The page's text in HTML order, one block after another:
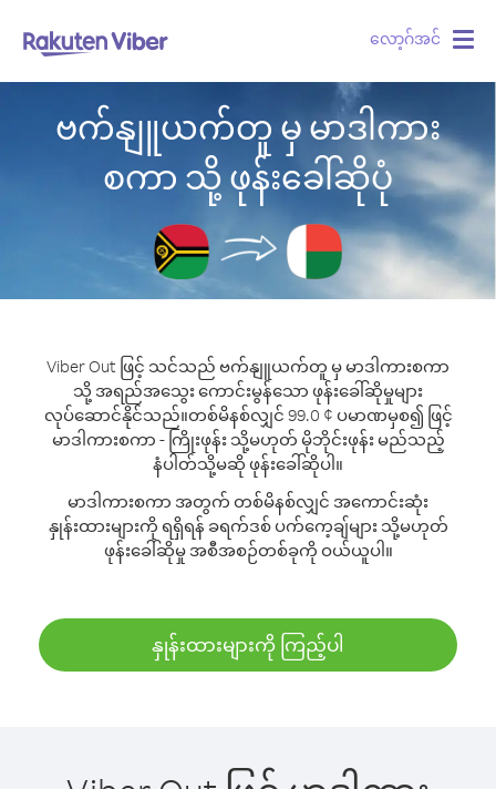
လော့ဂ်အင်
ဗက်နျူယက်တူ မှ မာဒါကား
စကာ သို့ ဖုန်းခေါ်ဆိုပုံ
Viber Out ဖြင့် သင်သည် ဗက်နျူယက်တူ မှ မာဒါကားစကာ
သို့ အရည်အသွေး ကောင်းမွန်သော ဖုန်းခေါ်ဆိုမှုများ
လုပ်ဆောင်နိုင်သည်။တစ်မိနစ်လျှင် 99.0 ¢ ပမာဏမှစ၍ ဖြင့်
မာဒါကားစကာ - ကြိုးဖုန်း သို့မဟုတ် မိုဘိုင်းဖုန်း မည်သည့်
နံပါတ်သို့မဆို ဖုန်းခေါ်ဆိုပါ။
မာဒါကားစကာ အတွက် တစ်မိနစ်လျှင် အကောင်းဆုံး
နှုန်းထားများကို ရရှိရန် ခရက်ဒစ် ပက်ကေ့ချ်များ သို့မဟုတ်
ဖုန်းခေါ်ဆိုမှု အစီအစဉ်တစ်ခုကို ဝယ်ယူပါ။
နှုန်းထားများကို ကြည့်ပါ